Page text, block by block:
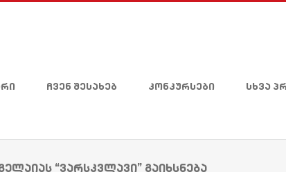
ჩვენ შესახებ კონკურსები სხვა
“ვარსკვლავი” გაიხსნება